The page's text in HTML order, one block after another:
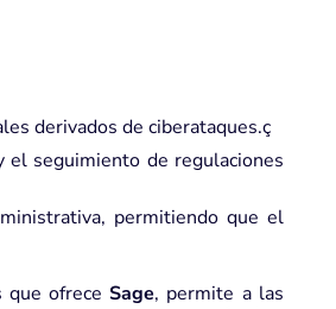
derivados de ciberataques.ç
seguimiento de regulaciones
permitiendo que el
ofrece Sage, permite a las